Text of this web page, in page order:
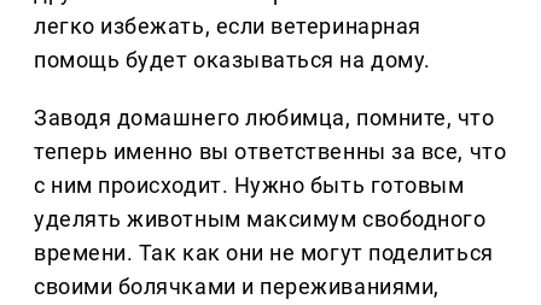
легко избежать, если ветеринарная
помощь будет оказываться на дому.
Заводя домашнего любимца, помните, что
теперь именно вы ответственны за все, что
с ним происходит. Нужно быть готовым
уделять животным максимум свободного
времени. Так как они не могут поделиться
своими болячками и переживаниями,